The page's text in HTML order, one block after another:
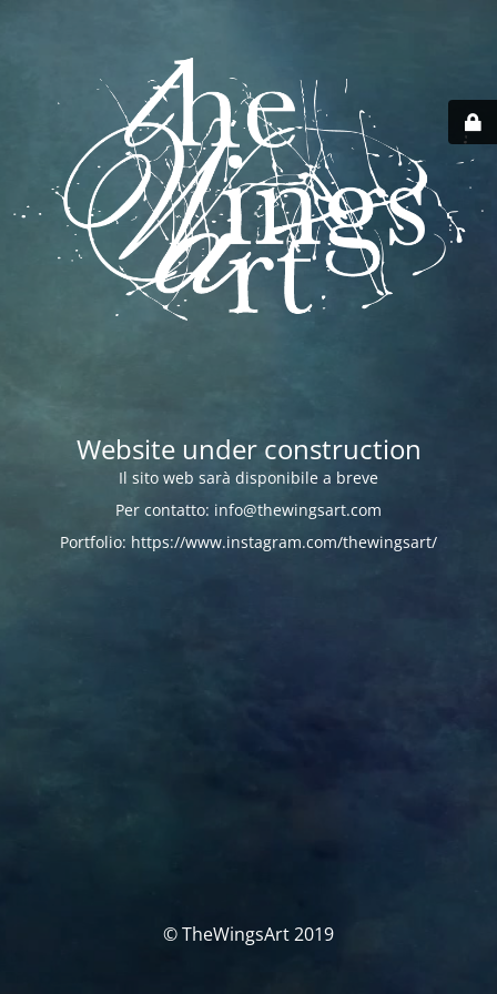
Website under construction
Il sito web sarà disponibile a breve
Per contatto: info@thewingsart.com
Portfolio: https://www.instagram.com/thewingsart/
© TheWingsArt 2019